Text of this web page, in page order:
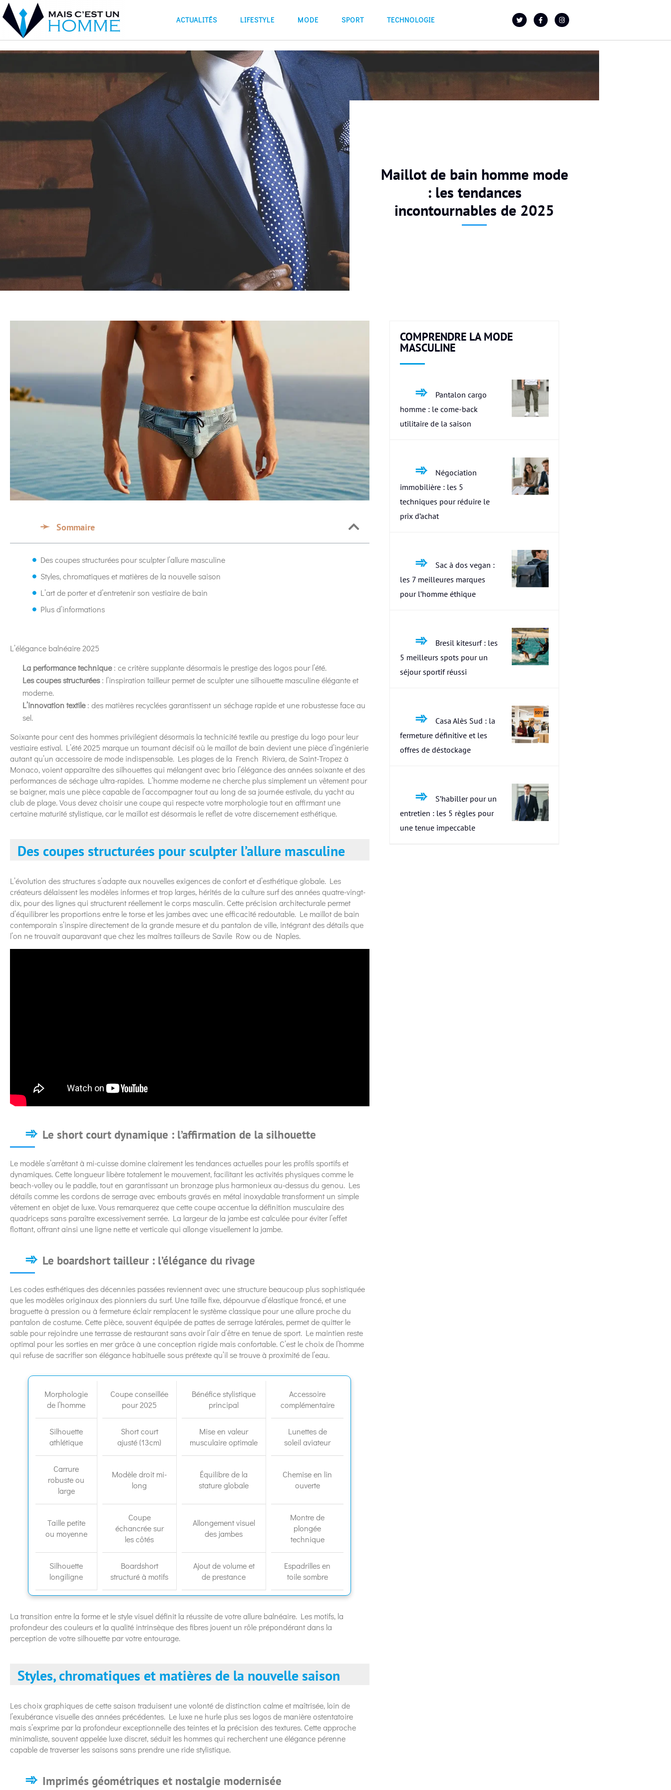
ACTUALITÉS LIFESTYLE MODE SPORT TECHNOLOGIE
Maillot de bain homme mode
: les tendances
incontournables de 2025
Sommaire
Des coupes structurées pour sculpter l’allure masculine
Styles, chromatiques et matières de la nouvelle saison
L’art de porter et d’entretenir son vestiaire de bain
Plus d’informations
L’élégance balnéaire 2025
La performance technique: ce critère supplante désormais le prestige des logos pour l’été.
Les coupes structurées: l’inspiration tailleur permet de sculpter une silhouette masculine élégante et
moderne.
L’innovation textile: des matières recyclées garantissent un séchage rapide et une robustesse face au
sel.
Soixante pour cent des hommes privilégient désormais la technicité textile au prestige du logo pour leur
vestiaire estival. L’été 2025 marque un tournant décisif où le maillot de bain devient une pièce d’ingénierie
autant qu’un accessoire de mode indispensable. Les plages de la French Riviera, de Saint-Tropez à
Monaco, voient apparaître des silhouettes qui mélangent avec brio l’élégance des années soixante et des
performances de séchage ultra-rapides. L’homme moderne ne cherche plus simplement un vêtement pour
se baigner, mais une pièce capable de l’accompagner tout au long de sa journée estivale, du yacht au
club de plage. Vous devez choisir une coupe qui respecte votre morphologie tout en affirmant une
certaine maturité stylistique, car le maillot est désormais le reflet de votre discernement esthétique.
Des coupes structurées pour sculpter l’allure masculine
L’évolution des structures s’adapte aux nouvelles exigences de confort et d’esthétique globale. Les
créateurs délaissent les modèles informes et trop larges, hérités de la culture surf des années quatre-vingt-
dix, pour des lignes qui structurent réellement le corps masculin. Cette précision architecturale permet
d’équilibrer les proportions entre le torse et les jambes avec une efficacité redoutable. Le maillot de bain
contemporain s’inspire directement de la grande mesure et du pantalon de ville, intégrant des détails que
l’on ne trouvait auparavant que chez les maîtres tailleurs de Savile Row ou de Naples.
Le short court dynamique : l’affirmation de la silhouette
Le modèle s’arrêtant à mi-cuisse domine clairement les tendances actuelles pour les profils sportifs et
dynamiques. Cette longueur libère totalement le mouvement, facilitant les activités physiques comme le
beach-volley ou le paddle, tout en garantissant un bronzage plus harmonieux au-dessus du genou. Les
détails comme les cordons de serrage avec embouts gravés en métal inoxydable transforment un simple
vêtement en objet de luxe. Vous remarquerez que cette coupe accentue la définition musculaire des
quadriceps sans paraître excessivement serrée. La largeur de la jambe est calculée pour éviter l’effet
flottant, offrant ainsi une ligne nette et verticale qui allonge visuellement la jambe.
Le boardshort tailleur : l’élégance du rivage
Les codes esthétiques des décennies passées reviennent avec une structure beaucoup plus sophistiquée
que les modèles originaux des pionniers du surf. Une taille fixe, dépourvue d’élastique froncé, et une
braguette à pression ou à fermeture éclair remplacent le système classique pour une allure proche du
pantalon de costume. Cette pièce, souvent équipée de pattes de serrage latérales, permet de quitter le
sable pour rejoindre une terrasse de restaurant sans avoir l’air d’être en tenue de sport. Le maintien reste
optimal pour les sorties en mer grâce à une conception rigide mais confortable. C’est le choix de l’homme
qui refuse de sacrifier son élégance habituelle sous prétexte qu’il se trouve à proximité de l’eau.
Morphologie
de l’homme
Coupe conseillée
pour 2025
Bénéfice stylistique
principal
Accessoire
complémentaire
Silhouette
athlétique
Short court
ajusté (13cm)
Mise en valeur
musculaire optimale
Lunettes de
soleil aviateur
Carrure
robuste ou
large
Modèle droit mi-
long
Équilibre de la
stature globale
Chemise en lin
ouverte
Taille petite
ou moyenne
Coupe
échancrée sur
les côtés
Allongement visuel
des jambes
Montre de
plongée
technique
Silhouette
longiligne
Boardshort
structuré à motifs
Ajout de volume et
de prestance
Espadrilles en
toile sombre
La transition entre la forme et le style visuel définit la réussite de votre allure balnéaire. Les motifs, la
profondeur des couleurs et la qualité intrinsèque des fibres jouent un rôle prépondérant dans la
perception de votre silhouette par votre entourage.
Styles, chromatiques et matières de la nouvelle saison
Les choix graphiques de cette saison traduisent une volonté de distinction calme et maîtrisée, loin de
l’exubérance visuelle des années précédentes. Le luxe ne hurle plus ses logos de manière ostentatoire
mais s’exprime par la profondeur exceptionnelle des teintes et la précision des textures. Cette approche
minimaliste, souvent appelée luxe discret, séduit les hommes qui recherchent une élégance pérenne
capable de traverser les saisons sans prendre une ride stylistique.
Imprimés géométriques et nostalgie modernisée
COMPRENDRE LA MODE
MASCULINE
Pantalon cargo
homme : le come-back
utilitaire de la saison
Négociation
immobilière : les 5
techniques pour réduire le
prix d’achat
Sac à dos vegan :
les 7 meilleures marques
pour l’homme éthique
Bresil kitesurf : les
5 meilleurs spots pour un
séjour sportif réussi
Casa Alès Sud : la
fermeture définitive et les
offres de déstockage
S’habiller pour un
entretien : les 5 règles pour
une tenue impeccable